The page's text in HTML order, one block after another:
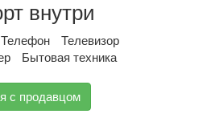
внутри
Телефон
Телевизор
Бытовая техника
с продавцом